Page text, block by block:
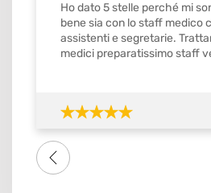
Ho dato 5 stelle perché mi
bene sia con lo staff medico
assistenti e segretarie.
medici preparatissimo staff
massimo del voto SI
one . Grazie di tutto a tutto lo